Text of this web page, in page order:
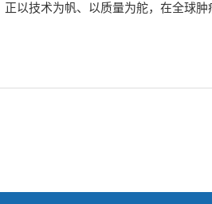
以技术为帆、以质量为舵，在全球